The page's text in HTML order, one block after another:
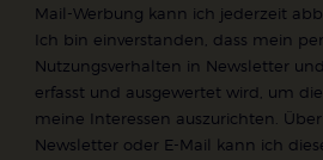
Mail-Werbung kann ich jederzeit
Ich bin einverstanden, dass mein
Nutzungsverhalten in Newsletter
erfasst und ausgewertet wird, um
meine Interessen auszurichten.
Newsletter oder E-Mail kann ich